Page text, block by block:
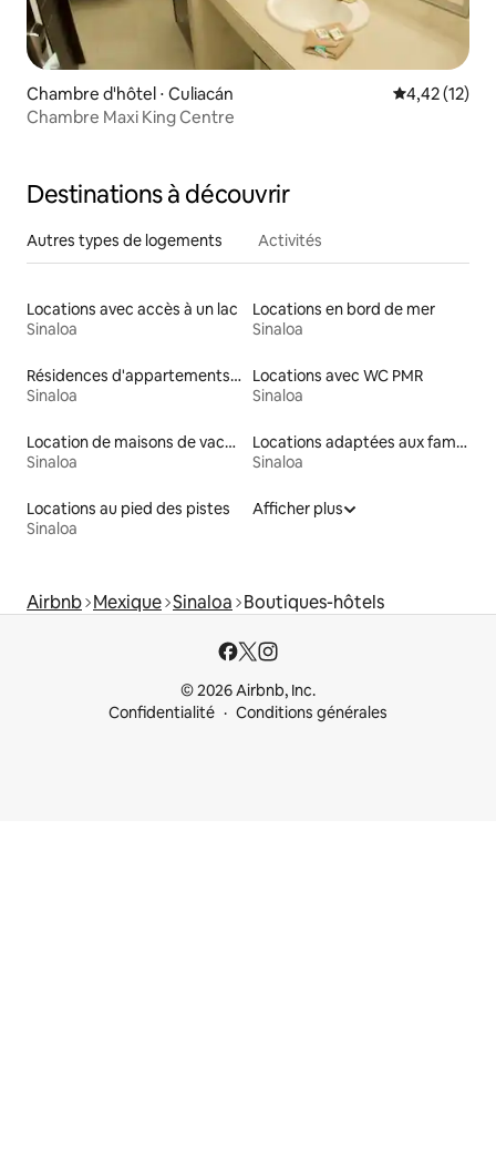
Chambre d'hôtel ⋅ Culiacán Évaluation
4,42 (12)
Chambre Maxi King Centre
Destinations à découvrir
Autres types de logements Activités
Locations avec accès à un lac
Sinaloa
Locations en bord de mer
Sinaloa
Résidences d'appartements en location
Sinaloa
Locations avec WC PMR
Sinaloa
Location de maisons de vacances
Sinaloa
Locations adaptées aux familles
Sinaloa
Locations au pied des pistes
Sinaloa
Afficher plus
Airbnb Mexique Sinaloa Boutiques-hôtels
© 2026 Airbnb, Inc.
Confidentialité
Conditions générales